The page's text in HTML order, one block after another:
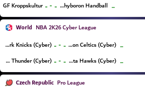
GF Kroppskultur .. - .. Lemvig-Thyboron Handball ...
World NBA 2K26 Cyber League
New York Knicks (Cyber) .. - .. Boston Celtics (Cyber) ...
Oklahoma City Thunder (Cyber) .. - .. Atlanta Hawks (Cyber) ...
Czech Republic Pro League